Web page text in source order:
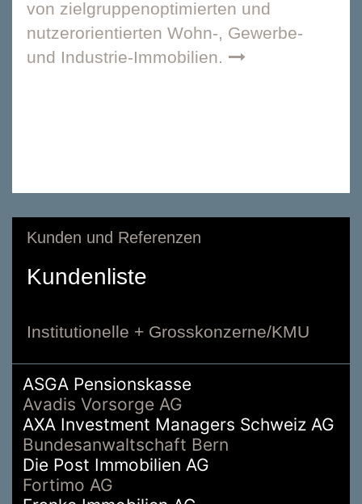
von zielgruppenoptimierten und
nutzerorientierten Wohn-, Gewerbe-
und Industrie-Immobilien.
Kunden und Referenzen
Kundenliste
Institutionelle + Grosskonzerne/KMU
ASGA Pensionskasse
Avadis Vorsorge AG
AXA Investment Managers Schweiz AG
Bundesanwaltschaft Bern
Die Post Immobilien AG
Fortimo AG